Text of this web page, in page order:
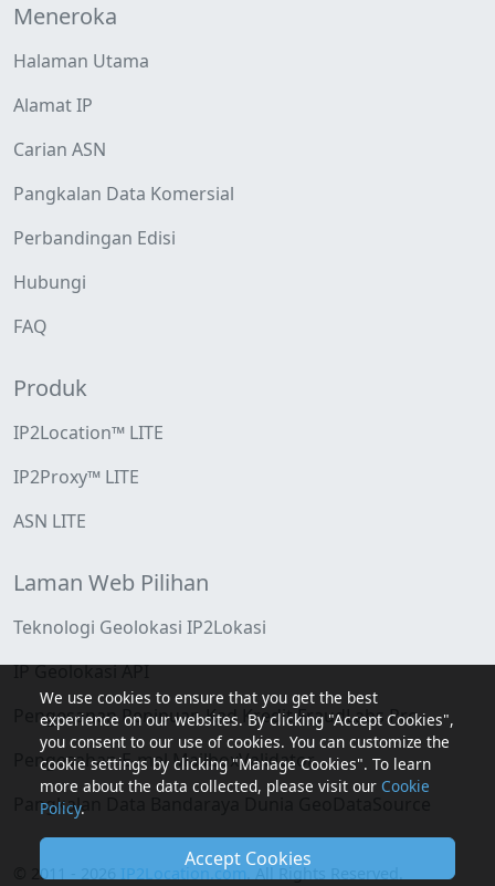
Meneroka
Halaman Utama
Alamat IP
Carian ASN
Pangkalan Data Komersial
Perbandingan Edisi
Hubungi
FAQ
Produk
IP2Location™ LITE
IP2Proxy™ LITE
ASN LITE
Laman Web Pilihan
Teknologi Geolokasi IP2Lokasi
IP Geolokasi API
Pengesanan Penipuan Kad Kredit FraudLabs Pro
Pengesahan E-mel MailboxValidator
Pangkalan Data Bandaraya Dunia GeoDataSource
© 2011 - 2026 IP2Location.com
We use cookies to ensure that you get the best
experience on our websites. By clicking "Accept Cookies",
you consent to our use of cookies. You can customize the
cookie settings by clicking "Manage Cookies". To learn
more about the data collected, please visit our Cookie
Policy.
Accept Cookies